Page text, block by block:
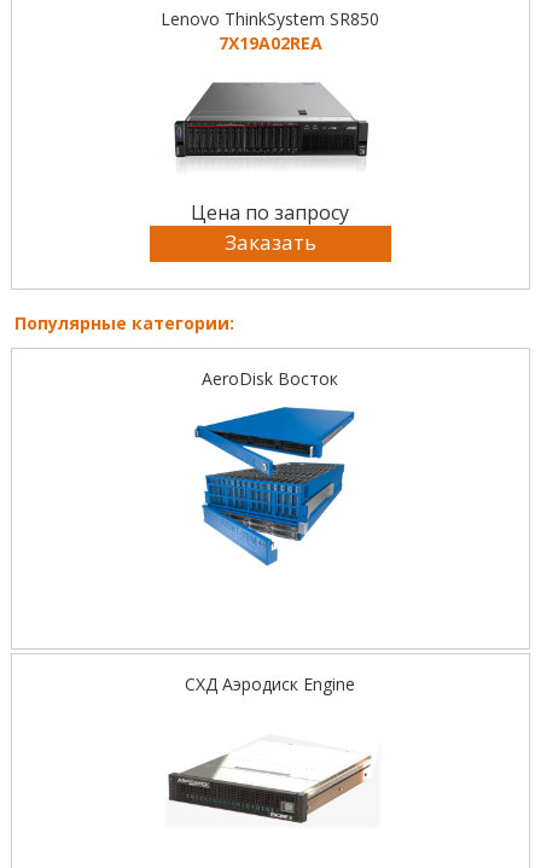
Lenovo ThinkSystem SR850
7X19A02REA
Цена по запросу
Заказать
Популярные категории:
AeroDisk Восток
СХД Аэродиск Engine